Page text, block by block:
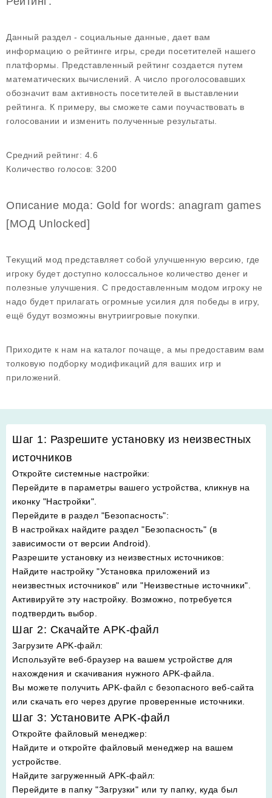
Данный раздел - социальные данные, дает вам
информацию о рейтинге игры, среди посетителей нашего
платформы. Представленный рейтинг создается путем
математических вычислений. А число проголосовавших
обозначит вам активность посетителей в выставлении
рейтинга. К примеру, вы сможете сами поучаствовать в
голосовании и изменить полученные результаты.
Средний рейтинг: 4.6
Количество голосов: 3200
Описание мода: Gold for words: anagram games
[МОД Unlocked]
Текущий мод представляет собой улучшенную версию, где
игроку будет доступно колоссальное количество денег и
полезные улучшения. С предоставленным модом игроку не
надо будет прилагать огромные усилия для победы в игру,
ещё будут возможны внутриигровые покупки.
Приходите к нам на каталог почаще, а мы предоставим вам
толковую подборку модификаций для ваших игр и
приложений.
Шаг 1: Разрешите установку из неизвестных
источников
Откройте системные настройки:
Перейдите в параметры вашего устройства, кликнув на
иконку "Настройки".
Перейдите в раздел "Безопасность":
В настройках найдите раздел "Безопасность" (в
зависимости от версии Android).
Разрешите установку из неизвестных источников:
Найдите настройку "Установка приложений из
неизвестных источников" или "Неизвестные источники".
Активируйте эту настройку. Возможно, потребуется
подтвердить выбор.
Шаг 2: Скачайте APK-файл
Загрузите APK-файл:
Используйте веб-браузер на вашем устройстве для
нахождения и скачивания нужного APK-файла.
Вы можете получить APK-файл с безопасного веб-сайта
или скачать его через другие проверенные источники.
Шаг 3: Установите APK-файл
Откройте файловый менеджер:
Найдите и откройте файловый менеджер на вашем
устройстве.
Найдите загруженный APK-файл:
Перейдите в папку "Загрузки" или ту папку, куда был